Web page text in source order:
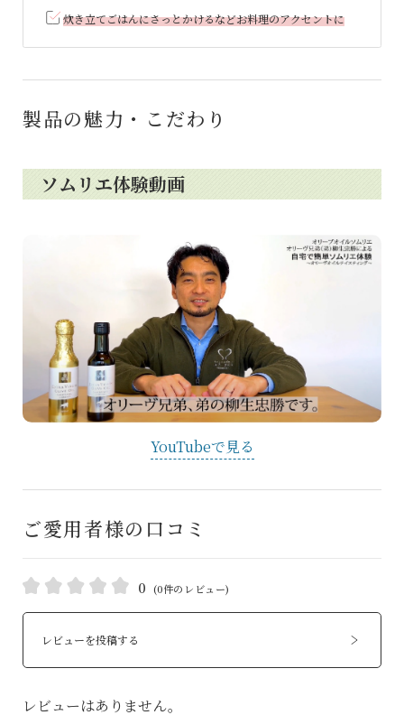
炊き立てごはんにさっとかけるなどお料理のアクセントに
製品の魅力・こだわり
ソムリエ体験動画
YouTubeで見る
ご愛用者様の口コミ
0 (0件のレビュー)
レビューを投稿する
レビューはありません。